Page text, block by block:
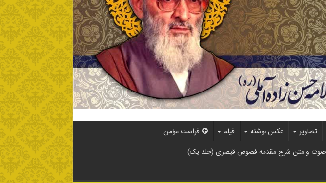
تصاویر عکس نوشته فیلم
فراست مؤمن
صوت و متن شرح مقدمه فصوص قیصری (جلد یک)